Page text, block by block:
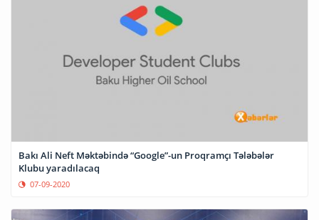
Bakı Ali Neft Məktəbində “Google”-un Proqramçı Tələbələr
Klubu yaradılacaq
07-09-2020